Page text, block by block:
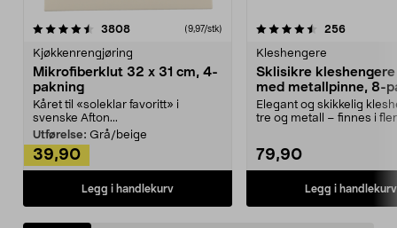
3808anmeldelser(9,97/stk)
Kjøkkenrengjøring
Mikrofiberklut 32 x 31 cm, 4-
pakning
Kåret til «soleklar favoritt» i
svenske Afton...
Utførelse: Grå/beige
39,90
Legg i handlekurv
4.5av 5 stjerner 256
Kleshengere
Sklisikre
med metallpinne, 8-
Elegant og skikkelig
tre og metall – finnes i
79,90
Legg i handlekurv
4.5av 5 stjerner